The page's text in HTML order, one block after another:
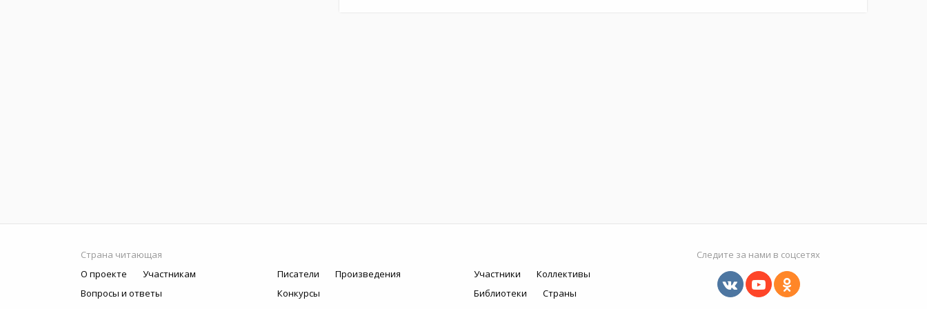
Страна читающая
О проекте
Участникам
Вопросы и ответы
Писатели
Произведения
Конкурсы
Участники
Коллективы
Библиотеки
Страны
Следите за нами в соцсетях